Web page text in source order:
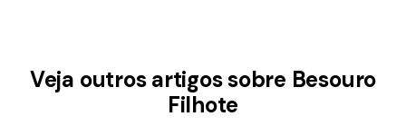
Veja outros artigos sobre Besouro
Filhote